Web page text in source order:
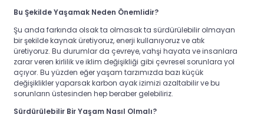
Bu Şekilde Yaşamak Neden Önemlidir?
Şu anda farkında olsak ta olmasak ta sürdürülebilir olmayan
bir şekilde kaynak üretiyoruz, enerji kullanıyoruz ve atık
üretiyoruz.Bu durumlar da çevreye, vahşi hayata ve insanlara
zarar veren kirlilik ve iklim değişikliği gibi çevresel sorunlara yol
açıyor. Bu yüzden eğer yaşam tarzımızda bazı küçük
değişiklikler yaparsak karbon ayak izimizi azaltabilir ve bu
sorunların üstesinden hep beraber gelebiliriz.
Sürdürülebilir Bir Yaşam Nasıl Olmalı?